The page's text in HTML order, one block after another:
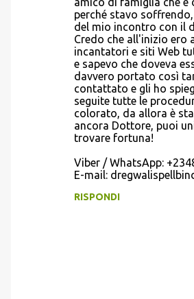
perché stavo
del mio incontro con il
Credo che all'inizio ero
incantatori e siti Web
e sapevo che doveva
davvero portato così
contattato e gli ho
seguite tutte le
colorato, da allora è
ancora Dottore, puoi
trovare fortuna!
Viber / WhatsApp:
E-mail:
RISPONDI